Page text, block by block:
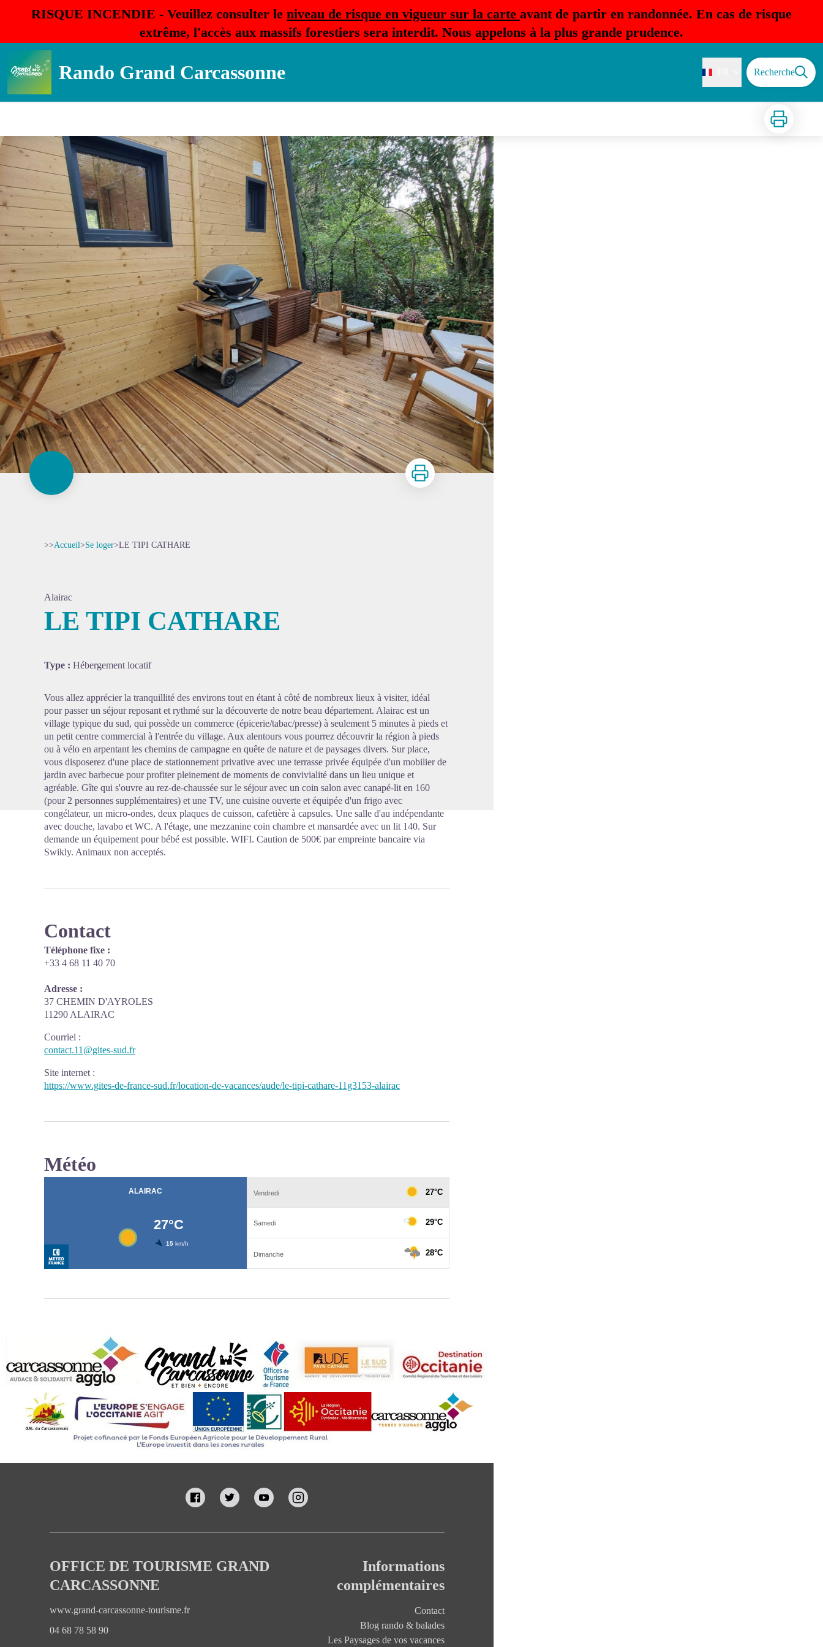
RISQUE INCENDIE - Veuillez consulter le niveau de risque en vigueur sur la carte avant de partir en randonnée. En cas de risque
extrême, l'accès aux massifs forestiers sera interdit. Nous appelons à la plus grande prudence.
Rando Grand Carcassonne Recherche
Imprimer
Imprimer
>>Accueil>Se loger>LE TIPI CATHARE
Alairac
LE TIPI CATHARE
Type : Hébergement locatif
Vous allez apprécier la tranquillité des environs tout en étant à côté de nombreux lieux à visiter, idéal
pour passer un séjour reposant et rythmé sur la découverte de notre beau département. Alairac est un
village typique du sud, qui possède un commerce (épicerie/tabac/presse) à seulement 5 minutes à pieds et
un petit centre commercial à l'entrée du village. Aux alentours vous pourrez découvrir la région à pieds
ou à vélo en arpentant les chemins de campagne en quête de nature et de paysages divers. Sur place,
vous disposerez d'une place de stationnement privative avec une terrasse privée équipée d'un mobilier de
jardin avec barbecue pour profiter pleinement de moments de convivialité dans un lieu unique et
agréable. Gîte qui s'ouvre au rez-de-chaussée sur le séjour avec un coin salon avec canapé-lit en 160
(pour 2 personnes supplémentaires) et une TV, une cuisine ouverte et équipée d'un frigo avec
congélateur, un micro-ondes, deux plaques de cuisson, cafetière à capsules. Une salle d'au indépendante
avec douche, lavabo et WC. A l'étage, une mezzanine coin chambre et mansardée avec un lit 140. Sur
demande un équipement pour bébé est possible. WIFI. Caution de 500€ par empreinte bancaire via
Swikly. Animaux non acceptés.
Contact
Téléphone fixe :
+33 4 68 11 40 70
Adresse :
37 CHEMIN D'AYROLES
11290 ALAIRAC
Courriel :
contact.11@gites-sud.fr
Site internet :
https://www.gites-de-france-sud.fr/location-de-vacances/aude/le-tipi-cathare-11g3153-alairac
Météo
OFFICE DE TOURISME GRAND
CARCASSONNE
www.grand-carcassonne-tourisme.fr
04 68 78 58 90
Informations
complémentaires
Contact
Blog rando & balades
Les Paysages de vos vacances